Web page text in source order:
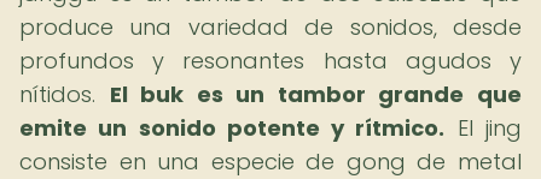
produce una variedad de sonidos, desde
profundos y resonantes hasta agudos y
nítidos. El buk es un tambor grande que
emite un sonido potente y rítmico. El jing
consiste en una especie de gong de metal